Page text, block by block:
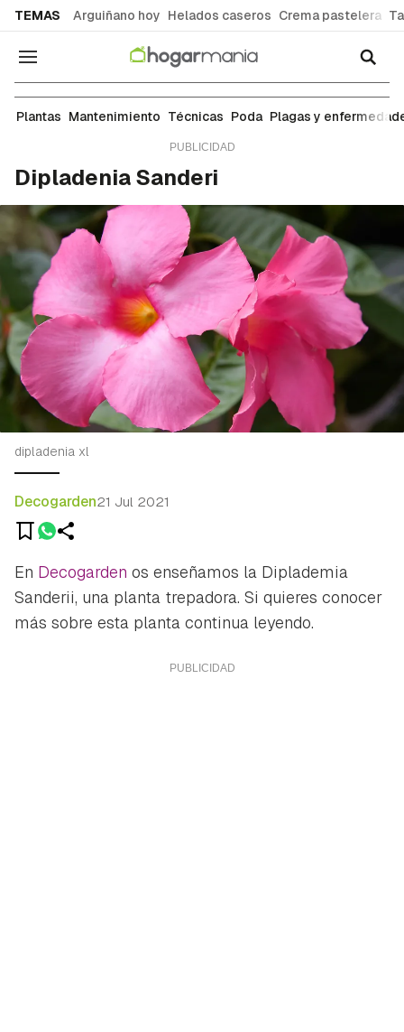
TEMAS Arguiñano hoy Helados caseros Crema pastelera
Navegación
Plantas
Plantas Mantenimiento Técnicas Poda Plagas y
Dipladenia Sanderi
dipladenia xl
Decogarden21 Jul 2021
En Decogarden os enseñamos la Diplademia
Sanderii, una planta trepadora. Si quieres conocer
más sobre esta planta continua leyendo.